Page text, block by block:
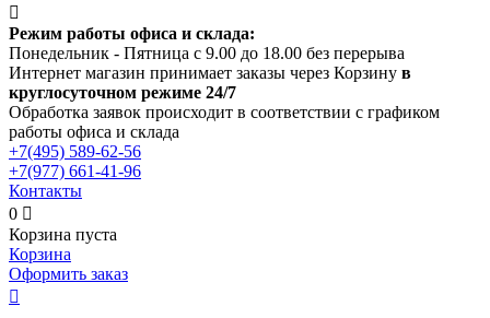

Режим работы офиса и склада:
Понедельник - Пятница с 9.00 до 18.00 без перерыва
Интернет магазин принимает заказы через Корзину в
круглосуточном режиме 24/7
Обработка заявок происходит в соответствии с графиком
работы офиса и склада
+7(495) 589-62-56
+7(977) 661-41-96
Контакты
0 
Корзина пуста
Корзина
Оформить заказ
